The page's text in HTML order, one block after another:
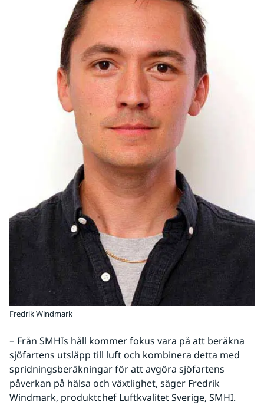
Fredrik Windmark
− Från SMHIs håll kommer fokus vara på att beräkna
sjöfartens utsläpp till luft och kombinera detta med
spridningsberäkningar för att avgöra sjöfartens
påverkan på hälsa och växtlighet, säger Fredrik
Windmark, produktchef Luftkvalitet Sverige, SMHI.